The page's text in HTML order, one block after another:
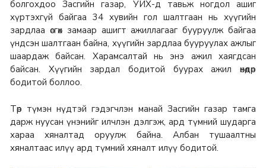
болгохдоо Засгийн газар, УИХ-д тавьж ногдол ашиг
хүртэхгүй байгаа 34 хувийн гол шалтгаан нь хүүгийн
зардлаа өсгөх замаар ашигт ажиллагааг бууруулж байгаа
үндсэн шалтгаан байна, хүүгийн зардлаа бууруулах ажлыг
шаардаж байсан. Харамсалтай нь энэ ажил хаягдсан
байсан. Хүүгийн зардал бодитой буурах ажил өнөөдөр
бодитой боллоо.
Төр түмэн нүдтэй гэдэгчлэн манай Засгийн газар тамга
дарж нуусан үнэнийг илчлэн дэлгэж, ард түмний шударга
хараа хяналтад оруулж байна. Албан тушаалтны
хяналтаас илүү ард түмний хяналт илүү бодитой.